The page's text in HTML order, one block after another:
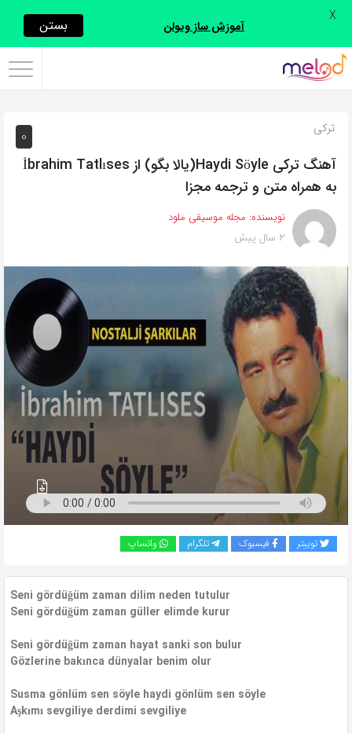
اشتراک
با
از
روش‌های
زیر
این
صفحه
را
دوستان
خود
به
اشتراک
بگذارید.
کپی
لینک
0 ترکی
آهنگ ترکی Haydi Söyle(یالا بگو) از İbrahim Tatlıses
به همراه متن و ترجمه مجزا
نویسنده: مجله موسیقی ملود
2 سال پیش
توییتر فیسبوک تلگرام واتساپ
Seni gördüğüm zaman dilim neden tutulur
Seni gördüğüm zaman güller elimde kurur
Seni gördüğüm zaman hayat sanki son bulur
Gözlerine bakınca dünyalar benim olur
Susma gönlüm sen söyle haydi gönlüm sen söyle
Aşkımı sevgiliye derdimi sevgiliye
آموزش ساز ویولن بستن X